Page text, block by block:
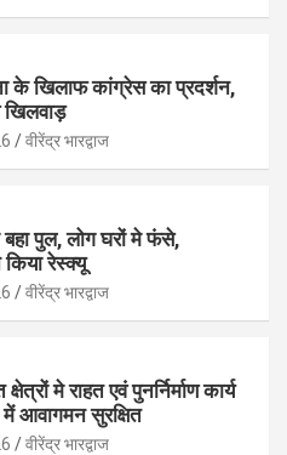
के खिलाफ कांग्रेस का प्रदर्शन,
खिलवाड़
वीरेंद्र भारद्वाज
बहा पुल, लोग घरों मे फंसे,
रेस्क्यू
वीरेंद्र भारद्वाज
मे राहत एवं पुनर्निर्माण कार्य
आवागमन सुरक्षित
वीरेंद्र भारद्वाज